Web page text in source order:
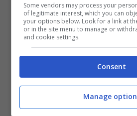
Una scossa di magnitudo
localizzata dalla Rete
dell’INGV nel distretto
Appennino pistoiese.
3.2 è stata registrata alle
Comune di Vernio ha
Some vendors may process your
of legitimate interest, which you can
your options below. Look for a link at
or in the site menu to manage or
and cookie settings.
Consent
Manage